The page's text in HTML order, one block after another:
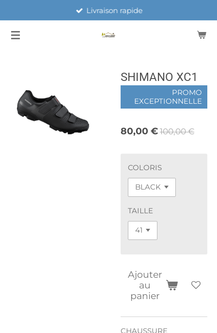
contenu
Livraison rapide
SHIMANO XC1
PROMO
EXCEPTIONNELLE
80,00 € 100,00 €
COLORIS
TAILLE
Ajouter
au
panier
CHAUSSURE